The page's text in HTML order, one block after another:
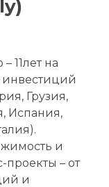
11лет на
Грузия,
Испания,
и
проекты – от
и